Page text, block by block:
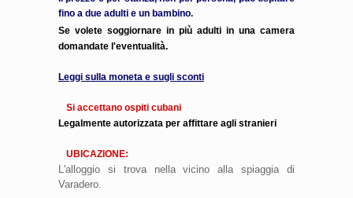
fino a due adulti e un bambino.
Se volete soggiornare in più adulti in una camera
domandate l'eventualità.
Leggi sulla moneta e sugli sconti
Si accettano ospiti cubani
Legalmente autorizzata per affittare agli stranieri
UBICAZIONE:
L'alloggio si trova nella vicino alla spiaggia di
Varadero.